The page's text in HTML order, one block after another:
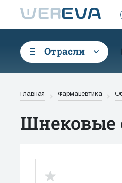
Отрасли
Главная Фармацевтика
Шнековые